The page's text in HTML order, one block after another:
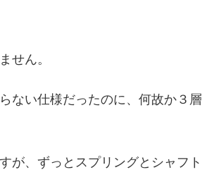
せん。
ない仕様だったのに、何故か３層
が、ずっとスプリングとシャフト